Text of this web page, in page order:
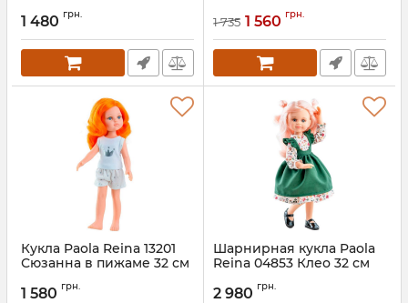
1 480 грн. 1 735 1 560 грн.
Кукла Paola Reina 13201
Сюзанна в пижаме 32 см
1 580 грн.
Шарнирная кукла Paola
Reina 04853 Клео 32 см
2 980 грн.